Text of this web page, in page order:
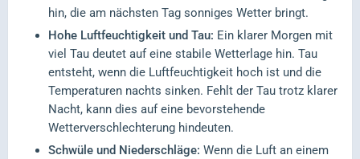
hin, die am nächsten Tag sonniges Wetter bringt.
Hohe Luftfeuchtigkeit und Tau: Ein klarer Morgen mit
viel Tau deutet auf eine stabile Wetterlage hin. Tau
entsteht, wenn die Luftfeuchtigkeit hoch ist und die
Temperaturen nachts sinken. Fehlt der Tau trotz klarer
Nacht, kann dies auf eine bevorstehende
Wetterverschlechterung hindeuten.
Schwüle und Niederschläge: Wenn die Luft an einem